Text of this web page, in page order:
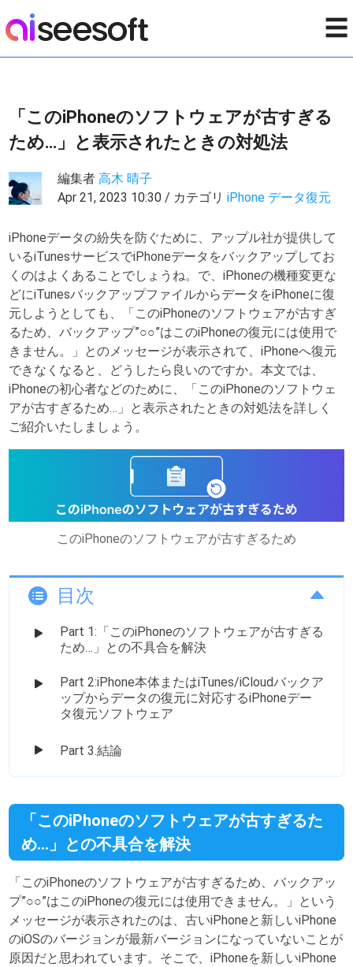
☰
「このiPhoneのソフトウェアが古すぎる
ため…」と表示されたときの対処法
編集者高木 晴子
Apr 21, 2023 10:30 / カテゴリiPhone データ復元
iPhoneデータの紛失を防ぐために、アップル社が提供して
いるiTunesサービスでiPhoneデータをバックアップしてお
くのはよくあることでしょうね。で、iPhoneの機種変更な
どにiTunesバックアップファイルからデータをiPhoneに復
元しようとしても、「このiPhoneのソフトウェアが古すぎ
るため、バックアップ”○○”はこのiPhoneの復元には使用で
きません。」とのメッセージが表示されて、iPhoneへ復元
できなくなると、どうしたら良いのですか。本文では、
iPhoneの初心者などのために、「このiPhoneのソフトウェ
アが古すぎるため…」と表示されたときの対処法を詳しく
ご紹介いたしましょう。
このiPhoneのソフトウェアが古すぎるため
目次
Part 1:「このiPhoneのソフトウェアが古すぎる
ため…」との不具合を解決
Part 2:iPhone本体またはiTunes/iCloudバックア
ップからデータの復元に対応するiPhoneデー
タ復元ソフトウェア
Part 3.結論
「このiPhoneのソフトウェアが古すぎるた
め…」との不具合を解決
「このiPhoneのソフトウェアが古すぎるため、バックアッ
プ”○○”はこのiPhoneの復元には使用できません。」という
メッセージが表示されたのは、古いiPhoneと新しいiPhone
のiOSのバージョンが最新バージョンになっていないことが
原因だと思われています。そこで、iPhoneを新しいiPhone